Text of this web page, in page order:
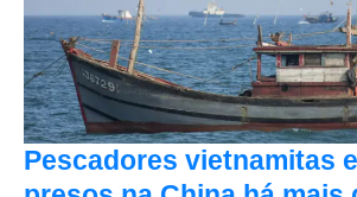
Pescadores vietnamitas